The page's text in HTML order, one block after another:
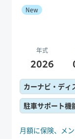
New
年式
2026
月額に保険、 メン
カーナビ・ディ
駐車サポート機